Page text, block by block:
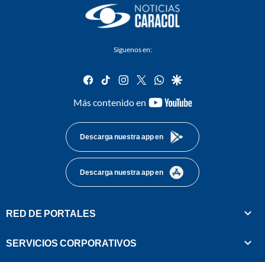
Síguenos en:
facebook
tiktok instagram
twitterwhatsapp
google
Más contenido en
youtube-
Descarga nuestra app en
Descarga nuestra app en
RED DE PORTALES
SERVICIOS CORPORATIVOS